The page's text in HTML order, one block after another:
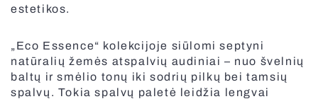
Fasadinės lamelės nuo saulės
estetikos.
„Eco Essence“ kolekcijoje siūlomi septyni
natūralių žemės atspalvių audiniai – nuo švelnių
baltų ir smėlio tonų iki sodrių pilkų bei tamsių
spalvų. Tokia spalvų paletė leidžia lengvai